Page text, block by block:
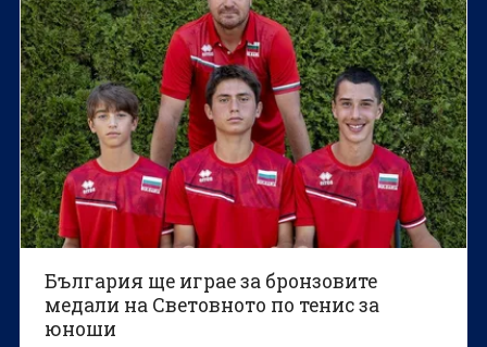
България ще играе за бронзовите
медали на Световното по тенис за
юноши